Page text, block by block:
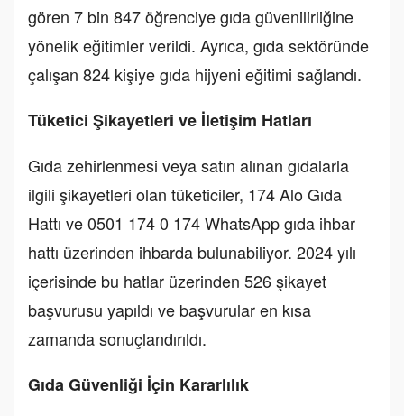
gören 7 bin 847 öğrenciye gıda güvenilirliğine
yönelik eğitimler verildi. Ayrıca, gıda sektöründe
çalışan 824 kişiye gıda hijyeni eğitimi sağlandı.
Tüketici Şikayetleri ve İletişim Hatları
Gıda zehirlenmesi veya satın alınan gıdalarla
ilgili şikayetleri olan tüketiciler, 174 Alo Gıda
Hattı ve 0501 174 0 174 WhatsApp gıda ihbar
hattı üzerinden ihbarda bulunabiliyor. 2024 yılı
içerisinde bu hatlar üzerinden 526 şikayet
başvurusu yapıldı ve başvurular en kısa
zamanda sonuçlandırıldı.
Gıda Güvenliği İçin Kararlılık